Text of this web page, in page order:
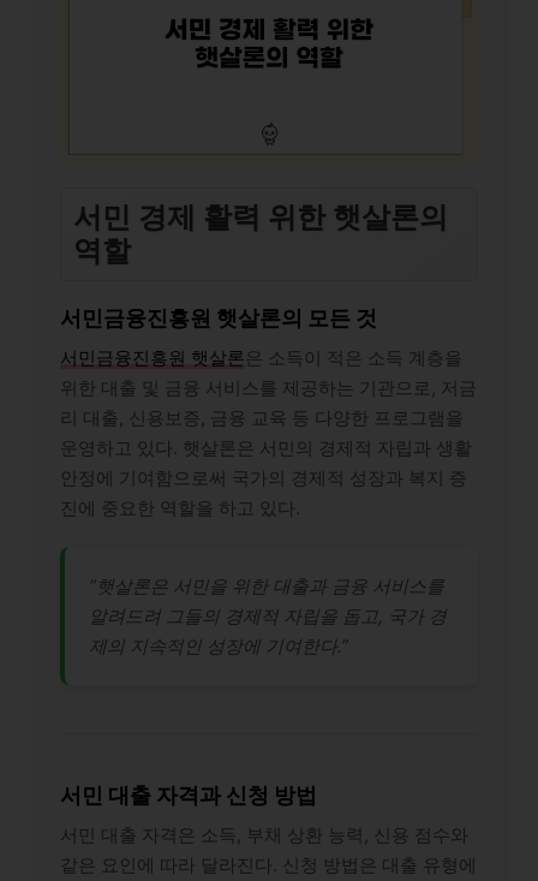
서민 경제 활력 위한 햇살론의
역할
서민금융진흥원 햇살론의 모든 것
서민금융진흥원 햇살론은 소득이 적은 소득 계층을
위한 대출 및 금융 서비스를 제공하는 기관으로, 저금
리 대출, 신용보증, 금융 교육 등 다양한 프로그램을
운영하고 있다. 햇살론은 서민의 경제적 자립과 생활
안정에 기여함으로써 국가의 경제적 성장과 복지 증
진에 중요한 역할을 하고 있다.
“햇살론은 서민을 위한 대출과 금융 서비스를
알려드려 그들의 경제적 자립을 돕고, 국가 경
제의 지속적인 성장에 기여한다.”
서민 대출 자격과 신청 방법
서민 대출 자격은 소득, 부채 상환 능력, 신용 점수와
같은 요인에 따라 달라진다. 신청 방법은 대출 유형에